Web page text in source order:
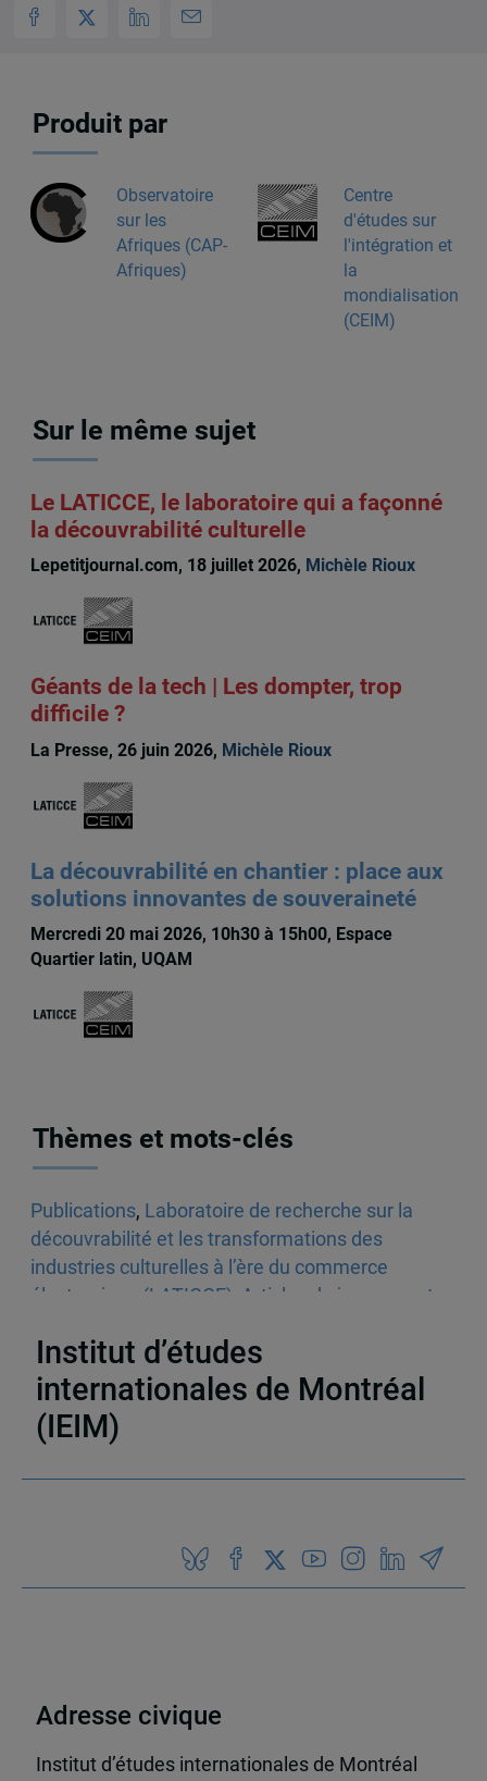
Produit par
Observatoire
sur les
Afriques (CAP-
Afriques)
Centre
d'études sur
l'intégration et
la
mondialisation
(CEIM)
Sur le même sujet
Le LATICCE, le laboratoire qui a façonné
la découvrabilité culturelle
Lepetitjournal.com, 18 juillet 2026, Michèle Rioux
Géants de la tech | Les dompter, trop
difficile ?
La Presse, 26 juin 2026, Michèle Rioux
La découvrabilité en chantier : place aux
solutions innovantes de souveraineté
Mercredi 20 mai 2026, 10h30 à 15h00, Espace
Quartier latin, UQAM
Thèmes et mots-clés
Publications, Laboratoire de recherche sur la
découvrabilité et les transformations des
industries culturelles à l’ère du commerce
électronique (LATICCE)
Articles de journaux et
Institut d’études
internationales de Montréal
(IEIM)
Adresse civique
Institut d’études internationales de Montréal